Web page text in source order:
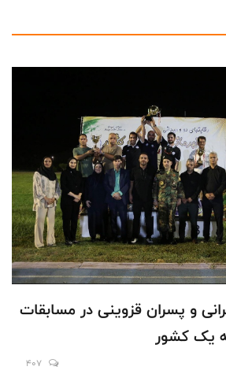
و پسران قزوینی در مسابقات
یک کشور
407